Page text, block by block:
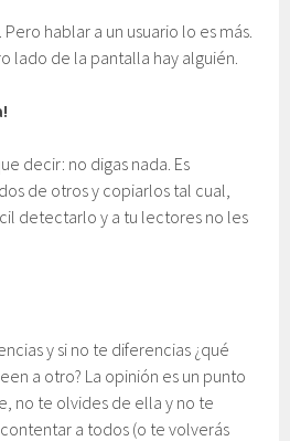
hablar a un usuario lo es más.
lado de la pantalla hay alguién.
decir: no digas nada. Es
de otros y copiarlos tal cual,
detectarlo y a tu lectores no les
y si no te diferencias ¿qué
a otro? La opinión es un punto
no te olvides de ella y no te
a todos (o te volverás